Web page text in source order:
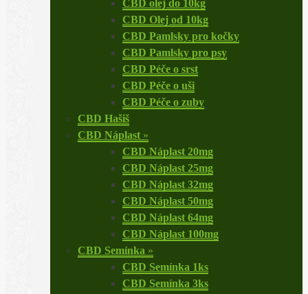
CBD olej do 10kg
CBD Olej od 10kg
CBD Pamlsky pro kočky
CBD Pamlsky pro psy
CBD Péče o srst
CBD Péče o uši
CBD Péče o zuby
CBD Hašiš
CBD Náplast »
CBD Náplast 20mg
CBD Náplast 25mg
CBD Náplast 32mg
CBD Náplast 50mg
CBD Náplast 64mg
CBD Náplast 100mg
CBD Semínka »
CBD Semínka 1ks
CBD Semínka 3ks